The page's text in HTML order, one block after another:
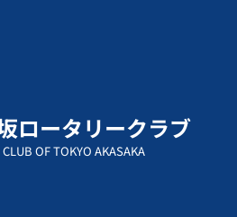
ロータリークラブ
OF TOKYO AKASAKA